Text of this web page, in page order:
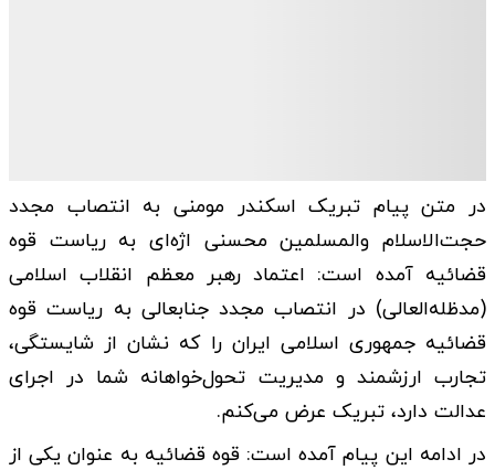
در متن پیام تبریک اسکندر مومنی به انتصاب مجدد
حجت‌الاسلام والمسلمین محسنی اژه‌ای به ریاست قوه
قضائیه آمده است: اعتماد رهبر معظم انقلاب اسلامی
(مدظله‌العالی) در انتصاب مجدد جنابعالی به ریاست قوه
قضائیه جمهوری اسلامی ایران را که نشان از شایستگی،
تجارب ارزشمند و مدیریت تحول‌خواهانه شما در اجرای
عدالت دارد، تبریک عرض می‌کنم.
در ادامه این پیام آمده است: قوه قضائیه به عنوان یکی از